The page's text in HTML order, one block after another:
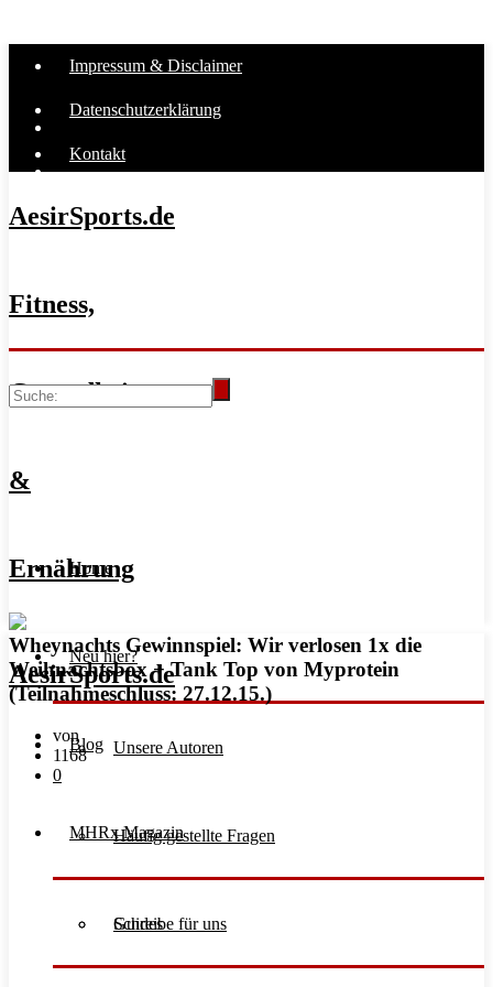
Impressum & Disclaimer
Datenschutzerklärung
Kontakt
AesirSports.de
Fitness,
Gesundheit
&
Ernährung
Home
Unsere Autoren
Häufig gestellte Fragen
Schreibe für uns
Neu hier?
Blog
Guides
MHRx Magazin
Wheynachts Gewinnspiel: Wir verlosen 1x die
Weihnachtsbox + Tank Top von Myprotein
(Teilnahmeschluss: 27.12.15.)
von
1168
0